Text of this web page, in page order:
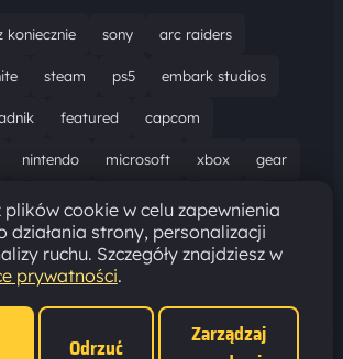
koniecznie sony arc raiders
steam ps5 embark studios
featured capcom
nintendo microsoft xbox gear
solucja marathon ubisoft
resident evil requiem gaming
pc epic games
plików cookie w celu zapewnienia
działania strony, personalizacji
ruchu. Szczegóły znajdziesz w
prywatności.
Odrzuć
Zarządzaj